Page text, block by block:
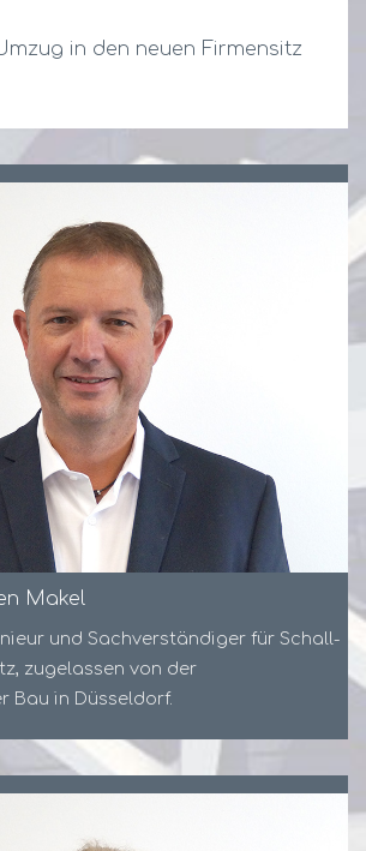
in den neuen Firmensitz
Makel
und Sachverständiger für Schall-
zugelassen von der
Bau in Düsseldorf.